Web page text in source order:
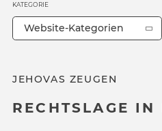
JEHOVAS ZEUGEN
RECHTSLAGE IN
KATEGORIE
Website-Kategorien